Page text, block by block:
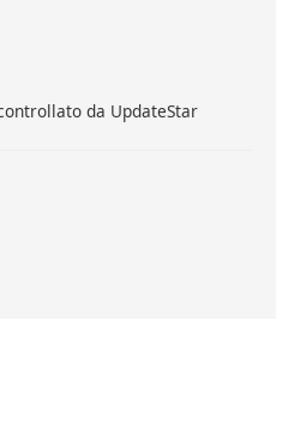
da UpdateStar